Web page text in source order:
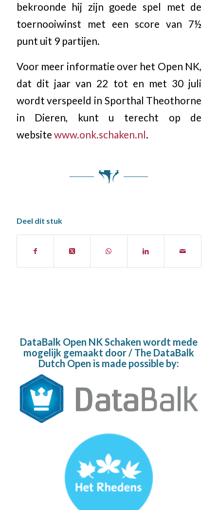
bekroonde hij zijn goede spel met de
toernooiwinst met een score van 7½
punt uit 9 partijen.
Voor meer informatie over het Open NK,
dat dit jaar van 22 tot en met 30 juli
wordt verspeeld in Sporthal Theothorne
in Dieren, kunt u terecht op de
website www.onk.schaken.nl.
Deel dit stuk
DataBalk Open NK Schaken wordt mede
mogelijk gemaakt door / The DataBalk
Dutch Open is made possible by: